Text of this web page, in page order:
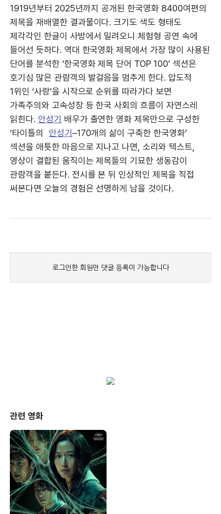
1919년부터 2025년까지 공개된 한국영화 8400여편의
제목을 재배열한 결과물이다. 크기도 색도 형태도
제각각인 한글이 사방에서 밀려오니 체험형 공연 속에
들어선 듯하다. 역대 한국영화 제목에서 가장 많이 사용된
단어를 분석한 ‘한국영화 제목 단어 TOP 100’ 섹션은
호기심 많은 관람객의 발걸음을 멈추게 한다. 압도적
1위인 ‘사랑’을 시작으로 순위를 따라가다 보면
가족주의와 고속성장 등 한국 사회의 흐름이 자연스레
읽힌다. 안성기
배우가 출연한 영화 제목만으로 구성한
‘타이틀의
안성기 –170개의 삶이 구축한 한국영화’
섹션을 애틋한 마음으로 지나고 나면, 소리와 텍스트,
영상이 결합된 움직이는 제목들의 기묘한 생동감이
관람객을 붙든다. 전시를 본 뒤 인상적인 제목을 직접
써본다면 오늘의 경험은 선명하게 남을 것이다.
관련 영화